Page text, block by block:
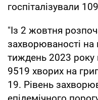
госпіталізували
"Із 2 жовтня
захворюваності на
тиждень 2023 року
9519 хворих на
19. Рівень